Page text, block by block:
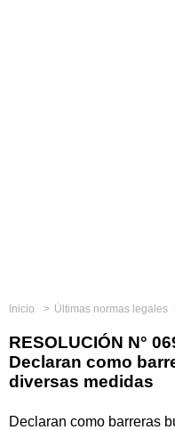
Inicio Últimas normas legales
RESOLUCIÓN N°
Declaran como
diversas medidas
Declaran como barreras